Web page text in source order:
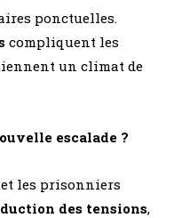
ponctuelles.
compliquent les
un climat de
escalade ?
les prisonniers
des tensions,